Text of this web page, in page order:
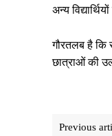
अन्य
गौरतलब है कि
छात्राओं की
Previous